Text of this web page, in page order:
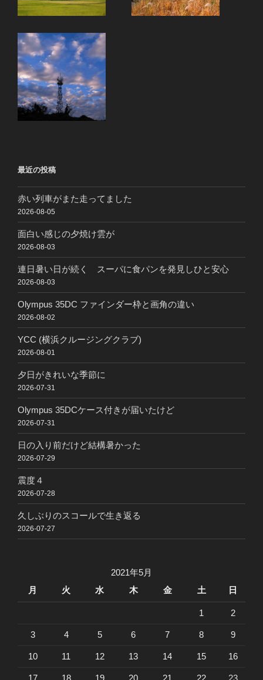
最近の投稿
赤い列車がまた走ってました
2026-08-05
面白い感じの夕焼け雲が
2026-08-03
連日暑い日が続く スーパに食パンを発見しひと安心
2026-08-03
Olympus 35DC ファインダー枠と画角の違い
2026-08-02
YCC (横浜クルージングクラブ)
2026-08-01
夕日がきれいな季節に
2026-07-31
Olympus 35DCケース付きが届いたけど
2026-07-31
日の入り前だけど結構暑かった
2026-07-29
震度４
2026-07-28
久しぶりのスコールで生き返る
2026-07-27
2021年5月
月
火 水 木 金 土 日
1 2
3 4 5 6 7 8 9
10 11 12 13 14 15 16
17 18 19 20 21 22 23